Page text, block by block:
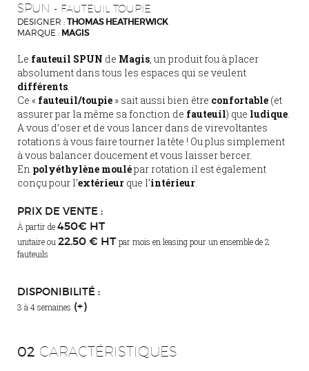
SPUN - FAUTEUIL TOUPIE
DESIGNER : THOMAS HEATHERWICK
MARQUE : MAGIS
Le fauteuil SPUN de Magis, un produit fou à placer
absolument dans tous les espaces qui se veulent
différents.
Ce « fauteuil/toupie » sait aussi bien être confortable (et
assurer par la même sa fonction de fauteuil) que ludique.
A vous d’oser et de vous lancer dans de virevoltantes
rotations à vous faire tourner la tête ! Ou plus simplement
à vous balancer doucement et vous laisser bercer.
En polyéthylène moulépar rotation il est également
conçu pour l’extérieur que l’intérieur.
PRIX DE VENTE :
À partir de450€ HT
unitaire ou 22.50 € HTpar mois en leasing pour un ensemble de 2
fauteuils
DISPONIBILITÉ :
3 à 4 semaines (+)
02 CARACTÉRISTIQUES